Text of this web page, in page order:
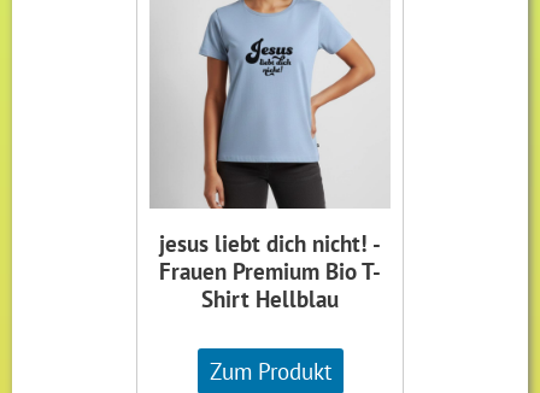
jesus liebt dich nicht! -
Frauen Premium Bio T-
Shirt Hellblau
Zum Produkt